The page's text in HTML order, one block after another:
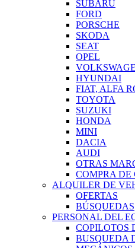
SUBARU
FORD
PORSCHE
SKODA
SEAT
OPEL
HYUNDAI
FIAT, ALFA
TOYOTA
SUZUKI
HONDA
MINI
DACIA
AUDI
OTRAS
COMPRA DE
ALQUILER DE
OFERTAS
BÚSQUEDAS
PERSONAL DEL
COPILOTOS
BUSQUEDA